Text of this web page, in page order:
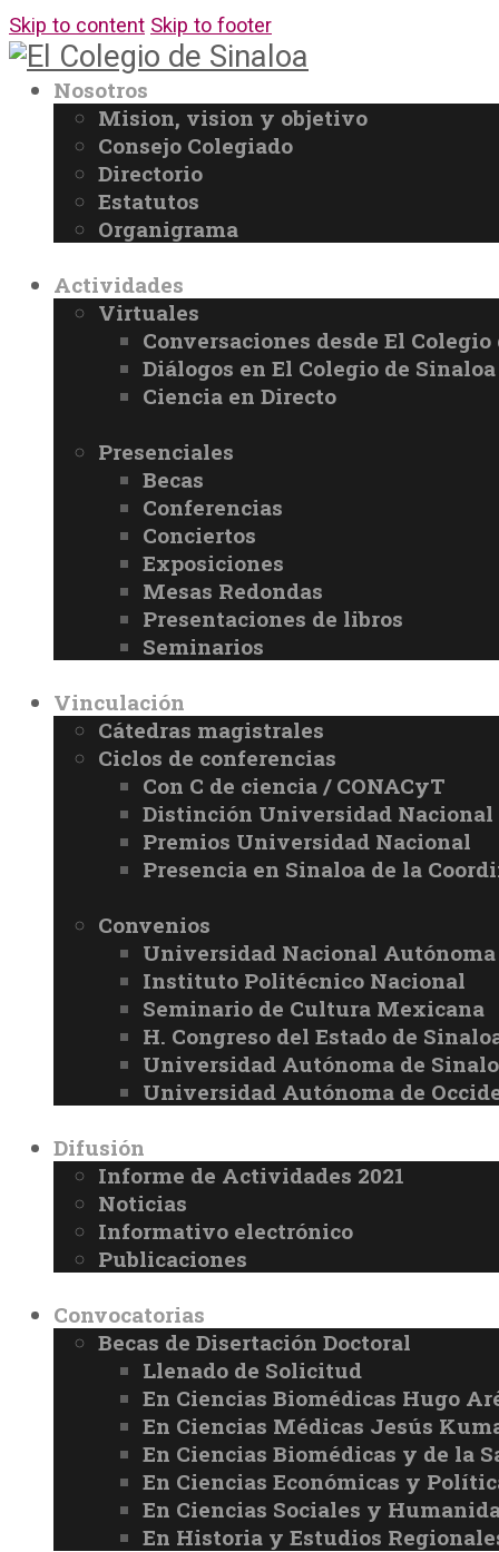
Skip to content Skip to footer
Nosotros
Mision, vision y objetivo
Consejo Colegiado
Directorio
Estatutos
Organigrama
Actividades
Virtuales
Conversaciones desde El
Diálogos en El Colegio de Sinaloa
Ciencia en Directo
Presenciales
Becas
Conferencias
Conciertos
Exposiciones
Mesas Redondas
Presentaciones de libros
Seminarios
Vinculación
Cátedras magistrales
Ciclos de conferencias
Con C de ciencia / CONACyT
Distinción Universidad Nacional
Premios Universidad Nacional
Presencia en Sinaloa de la
Convenios
Universidad Nacional
Instituto Politécnico Nacional
Seminario de Cultura Mexicana
H. Congreso del Estado de
Universidad Autónoma de
Universidad Autónoma de
Difusión
Informe de Actividades 2021
Noticias
Informativo electrónico
Publicaciones
Convocatorias
Becas de Disertación Doctoral
Llenado de Solicitud
En Ciencias Biomédicas Hugo
En Ciencias Médicas Jesús
En Ciencias Biomédicas y de la
En Ciencias Económicas y
En Ciencias Sociales y
En Historia y Estudios